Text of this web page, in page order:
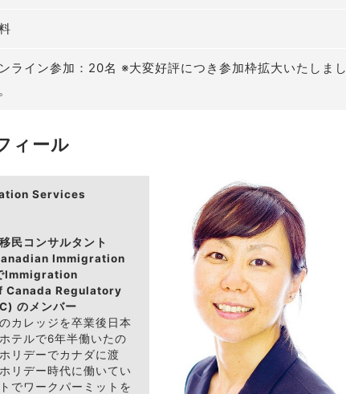
ライン参加：20名 ※大変好評につき参加枠拡大いたしまし
ィール
Services
民コンサルタント
Immigration
Immigration
Canada Regulatory
のメンバー
カレッジを卒業後日本
テルで6年半働いたの
リデーでカナダに渡
リデー時代に働いてい
でワークパーミットを